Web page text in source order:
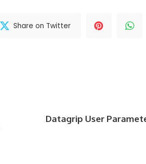
Share on Twitter
Datagrip User